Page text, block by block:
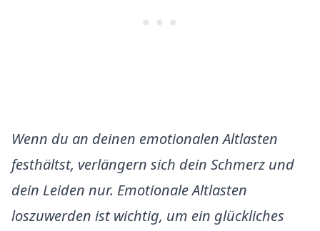
Wenn du an deinen emotionalen Altlasten
festhältst, verlängern sich dein Schmerz und
dein Leiden nur. Emotionale Altlasten
loszuwerden ist wichtig, um ein glückliches